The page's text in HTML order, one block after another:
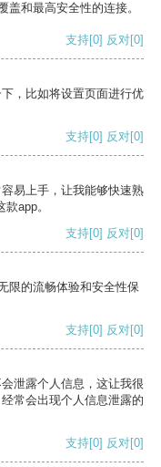
和最高安全性的连接。
支持[0] 反对[0]
，比如将设置页面进行优
支持[0] 反对[0]
易上手，让我能够快速熟
app。
支持[0] 反对[0]
限的流畅体验和安全性保
支持[0] 反对[0]
泄露个人信息，这让我很
常会出现个人信息泄露的
支持[0] 反对[0]